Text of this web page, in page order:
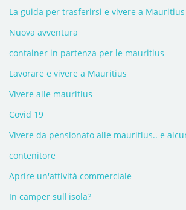
La guida per trasferirsi e vivere a
Nuova avventura
container in partenza per le mauritius
Lavorare e vivere a Mauritius
Vivere alle mauritius
Covid 19
contenitore
Aprire un'attività commerciale
In camper sull'isola?